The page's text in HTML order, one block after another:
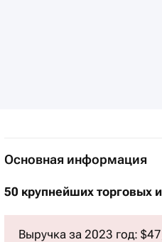
Основная информация
50 крупнейших торговых
Выручка за 2023 год: